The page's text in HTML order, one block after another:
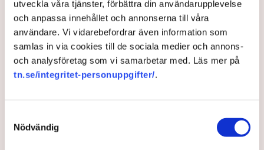
utveckla våra tjänster, förbättra din användarupplevelse
och anpassa innehållet och annonserna till våra
användare. Vi vidarebefordrar även information som
samlas in via cookies till de sociala medier och annons-
och analysföretag som vi samarbetar med. Läs mer på
tn.se/integritet-personuppgifter/.
Nödvändig
Arbetslöshet Arbetsmarknad A-kassa
Politik
Sven-Olov Daunfeldt
Arbetsförmedlingen
Svenskt Näringsliv
Sverige
Skåne
30 jun 2025, 10:12